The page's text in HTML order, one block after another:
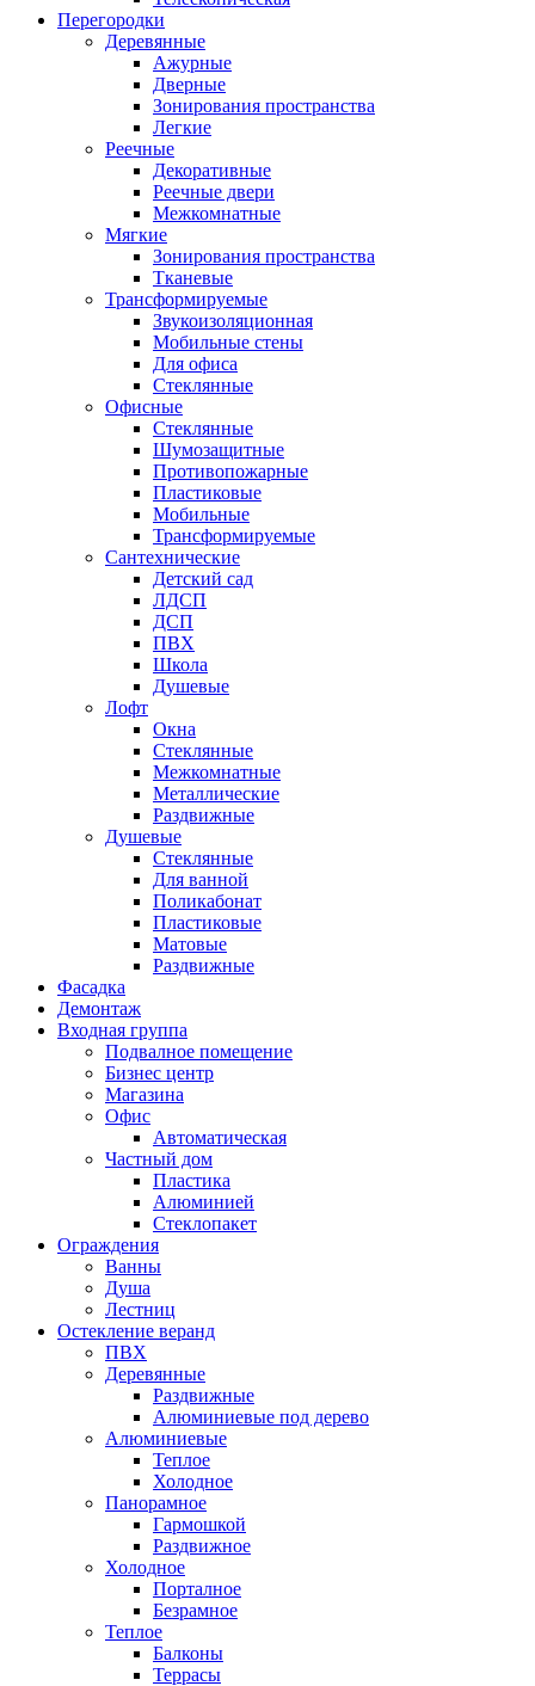
Перегородки
Деревянные
Ажурные
Дверные
Зонирования пространства
Легкие
Реечные
Декоративные
Реечные двери
Межкомнатные
Мягкие
Зонирования пространства
Тканевые
Трансформируемые
Звукоизоляционная
Мобильные стены
Для офиса
Стеклянные
Офисные
Стеклянные
Шумозащитные
Противопожарные
Пластиковые
Мобильные
Трансформируемые
Сантехнические
Детский сад
ЛДСП
ДСП
ПВХ
Школа
Душевые
Лофт
Окна
Стеклянные
Межкомнатные
Металлические
Раздвижные
Душевые
Стеклянные
Для ванной
Поликабонат
Пластиковые
Матовые
Раздвижные
Фасадка
Демонтаж
Входная группа
Подвалное помещение
Бизнес центр
Магазина
Офис
Автоматическая
Частный дом
Пластика
Алюминией
Стеклопакет
Ограждения
Ванны
Душа
Лестниц
Остекление веранд
ПВХ
Деревянные
Раздвижные
Алюминиевые под дерево
Алюминиевые
Теплое
Холодное
Панорамное
Гармошкой
Раздвижное
Холодное
Порталное
Безрамное
Теплое
Балконы
Террасы